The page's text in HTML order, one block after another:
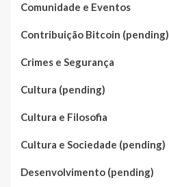
Comunidade e Eventos
Contribuição Bitcoin (pending)
Crimes e Segurança
Cultura (pending)
Cultura e Filosofia
Cultura e Sociedade (pending)
Desenvolvimento (pending)